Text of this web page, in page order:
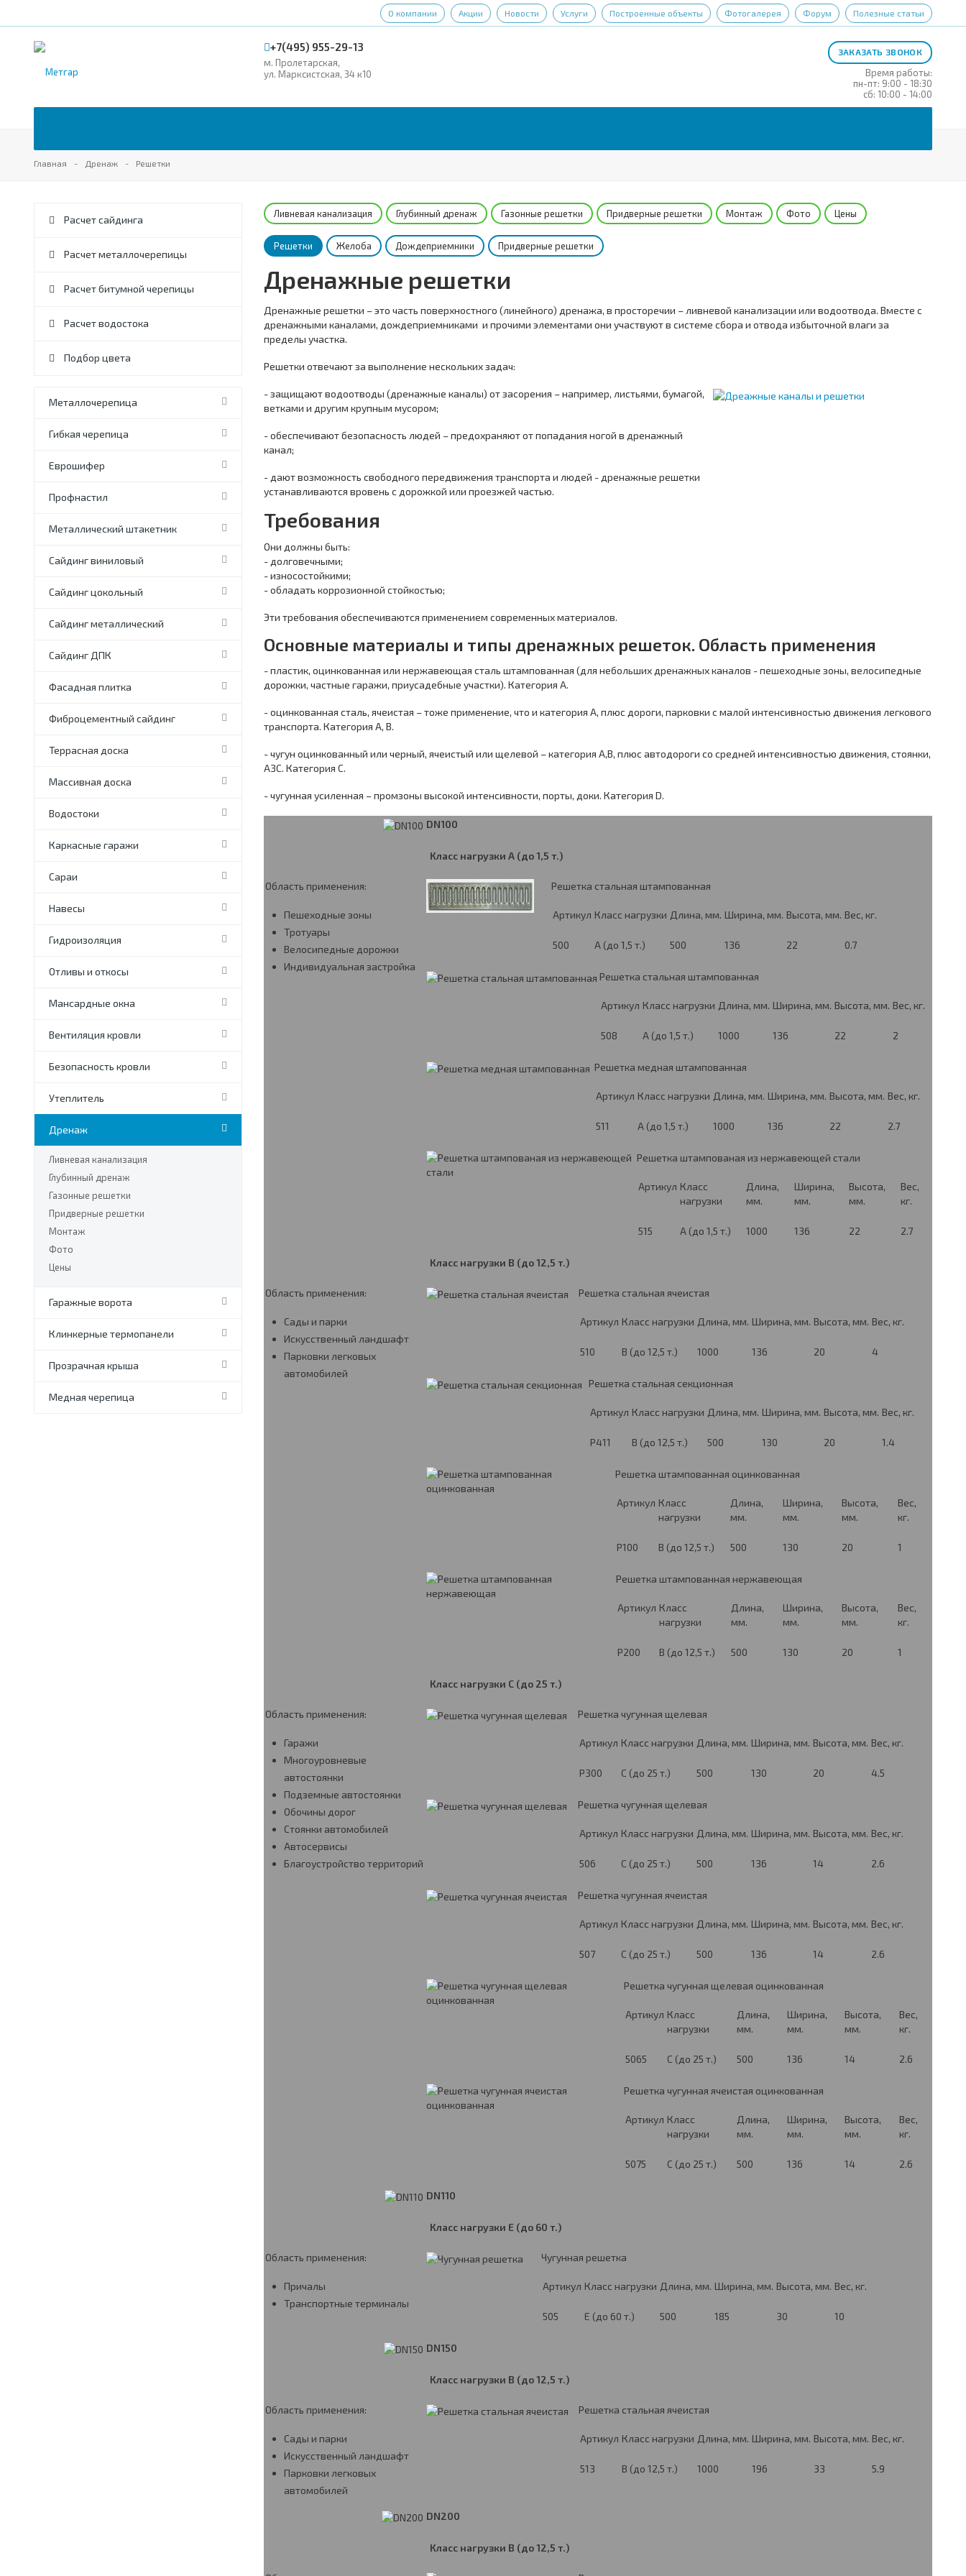
О компании Акции Новости Услуги Построенные объекты Фотогалерея Форум Полезные статьи
+7(495) 955-29-13
м. Пролетарская,
ул. Марксистская, 34 к10
ЗАКАЗАТЬ ЗВОНОК
Время работы:
пн-пт: 9:00 - 18:30
сб: 10:00 - 14:00
Главная Дренаж Решетки
Расчет сайдинга
Расчет металлочерепицы
Расчет битумной черепицы
Расчет водостока
Подбор цвета
Металлочерепица
Гибкая черепица
Еврошифер
Профнастил
Металлический штакетник
Сайдинг виниловый
Сайдинг цокольный
Сайдинг металлический
Сайдинг ДПК
Фасадная плитка
Фиброцементный сайдинг
Террасная доска
Массивная доска
Водостоки
Каркасные гаражи
Сараи
Навесы
Гидроизоляция
Отливы и откосы
Мансардные окна
Вентиляция кровли
Безопасность кровли
Утеплитель
Дренаж
Ливневая канализация
Глубинный дренаж
Газонные решетки
Придверные решетки
Монтаж
Фото
Цены
Гаражные ворота
Клинкерные термопанели
Прозрачная крыша
Медная черепица
Ливневая канализация Глубинный дренаж Газонные решетки Придверные решетки Монтаж Фото Цены
Решетки Желоба Дождеприемники Придверные решетки
Дренажные решетки
Дренажные решетки – это часть поверхностного (линейного) дренажа, в просторечии – ливневой канализации или водоотвода. Вместе с
дренажными каналами, дождеприемниками и прочими элементами они участвуют в системе сбора и отвода избыточной влаги за
пределы участка.
Решетки отвечают за выполнение нескольких задач:
- защищают водоотводы (дренажные каналы) от засорения – например, листьями, бумагой,
ветками и другим крупным мусором;
- обеспечивают безопасность людей – предохраняют от попадания ногой в дренажный
канал;
- дают возможность свободного передвижения транспорта и людей - дренажные решетки
устанавливаются вровень с дорожкой или проезжей частью.
Требования
Они должны быть:
- долговечными;
- износостойкими;
- обладать коррозионной стойкостью;
Эти требования обеспечиваются применением современных материалов.
Основные материалы и типы дренажных решеток. Область применения
- пластик, оцинкованная или нержавеющая сталь штампованная (для небольших дренажных каналов - пешеходные зоны, велосипедные
дорожки, частные гаражи, приусадебные участки). Категория А.
- оцинкованная сталь, ячеистая – тоже применение, что и категория А, плюс дороги, парковки с малой интенсивностью движения легкового
транспорта. Категория А, В.
- чугун оцинкованный или черный, ячеистый или щелевой – категория А,В, плюс автодороги со средней интенсивностью движения, стоянки,
АЗС. Категория С.
- чугунная усиленная – промзоны высокой интенсивности, порты, доки. Категория D.
DN100
Класс нагрузки А (до 1,5 т.)
Область применения:
Пешеходные зоны
Тротуары
Велосипедные дорожки
Индивидуальная застройка
Решетка стальная штампованная
Артикул Класс нагрузки Длина, мм. Ширина, мм. Высота, мм. Вес, кг.
500 А (до 1,5 т.) 500 136 22 0.7
Решетка стальная штампованная
Артикул Класс нагрузки Длина, мм. Ширина, мм. Высота, мм. Вес, кг.
508 А (до 1,5 т.) 1000 136 22 2
Решетка медная штампованная
Артикул Класс нагрузки Длина, мм. Ширина, мм. Высота, мм. Вес, кг.
511 А (до 1,5 т.) 1000 136 22 2.7
Решетка штампованая из нержавеющей стали
Артикул Класс
нагрузки
Длина,
мм.
Ширина,
мм.
Высота,
мм.
Вес,
кг.
515 А (до 1,5 т.) 1000 136 22 2.7
Класс нагрузки B (до 12,5 т.)
Область применения:
Сады и парки
Искусственный ландшафт
Парковки легковых
автомобилей
Решетка стальная ячеистая
Артикул Класс нагрузки Длина, мм. Ширина, мм. Высота, мм. Вес, кг.
510 B (до 12,5 т.) 1000 136 20 4
Решетка стальная секционная
Артикул Класс нагрузки Длина, мм. Ширина, мм. Высота, мм. Вес, кг.
P411 B (до 12,5 т.) 500 130 20 1.4
Решетка штампованная оцинкованная
Артикул Класс
нагрузки
Длина,
мм.
Ширина,
мм.
Высота,
мм.
Вес,
кг.
P100 B (до 12,5 т.) 500 130 20 1
Решетка штампованная нержавеющая
Артикул Класс
нагрузки
Длина,
мм.
Ширина,
мм.
Высота,
мм.
Вес,
кг.
P200 B (до 12,5 т.) 500 130 20 1
Класс нагрузки C (до 25 т.)
Область применения:
Гаражи
Многоуровневые
автостоянки
Подземные автостоянки
Обочины дорог
Стоянки автомобилей
Автосервисы
Благоустройство территорий
Решетка чугунная щелевая
Артикул Класс нагрузки Длина, мм. Ширина, мм. Высота, мм. Вес, кг.
P300 C (до 25 т.) 500 130 20 4.5
Решетка чугунная щелевая
Артикул Класс нагрузки Длина, мм. Ширина, мм. Высота, мм. Вес, кг.
506 C (до 25 т.) 500 136 14 2.6
Решетка чугунная ячеистая
Артикул Класс нагрузки Длина, мм. Ширина, мм. Высота, мм. Вес, кг.
507 C (до 25 т.) 500 136 14 2.6
Решетка чугунная щелевая оцинкованная
Артикул Класс
нагрузки
Длина,
мм.
Ширина,
мм.
Высота,
мм.
Вес,
кг.
5065 C (до 25 т.) 500 136 14 2.6
Решетка чугунная ячеистая оцинкованная
Артикул Класс
нагрузки
Длина,
мм.
Ширина,
мм.
Высота,
мм.
Вес,
кг.
5075 C (до 25 т.) 500 136 14 2.6
DN110
Класс нагрузки E (до 60 т.)
Область применения:
Причалы
Транспортные терминалы
Чугунная решетка
Артикул Класс нагрузки Длина, мм. Ширина, мм. Высота, мм. Вес, кг.
505 E (до 60 т.) 500 185 30 10
DN150
Класс нагрузки B (до 12,5 т.)
Область применения:
Сады и парки
Искусственный ландшафт
Парковки легковых
автомобилей
Решетка стальная ячеистая
Артикул Класс нагрузки Длина, мм. Ширина, мм. Высота, мм. Вес, кг.
513 B (до 12,5 т.) 1000 196 33 5.9
DN200
Класс нагрузки B (до 12,5 т.)